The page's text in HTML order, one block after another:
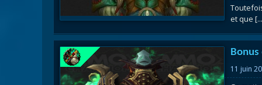
et que
11 juin